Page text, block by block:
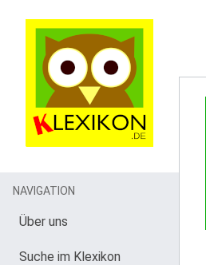
NAVIGATION
Über uns
Suche im Klexikon